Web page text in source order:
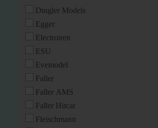
Dingler Models
Egger
Electrotren
ESU
Evemodel
Faller
Faller AMS
Faller Hitcar
Fleischmann